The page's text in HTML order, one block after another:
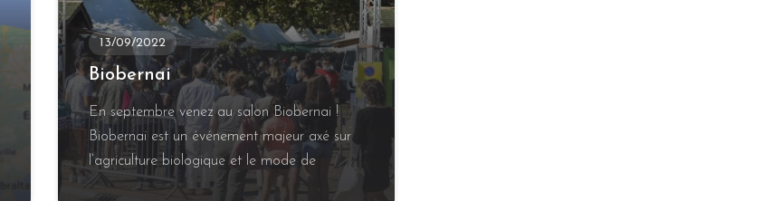
13/09/2022
Biobernai
En septembre venez au salon Biobernai !
Biobernai est un événement majeur axé sur
l’agriculture biologique et le mode de